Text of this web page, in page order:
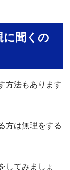
に聞くの
方法もあります
方は無理をする
してみましょ